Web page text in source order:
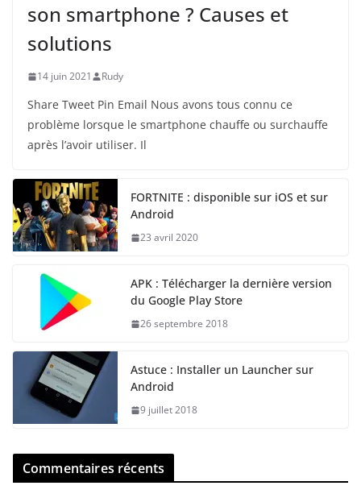
son smartphone ? Causes et
solutions
14 juin 2021 Rudy
Share Tweet Pin Email Nous avons tous connu ce
problème lorsque le smartphone chauffe ou surchauffe
après l’avoir utiliser. Il
FORTNITE : disponible sur iOS et sur
Android
23 avril 2020
APK : Télécharger la dernière version
du Google Play Store
26 septembre 2018
Astuce : Installer un Launcher sur
Android
9 juillet 2018
Commentaires récents